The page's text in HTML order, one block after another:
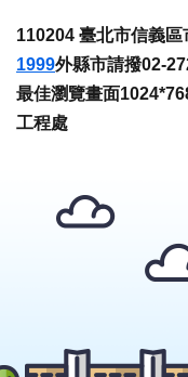
110204 臺北市信義
1999外縣市請撥02-
最佳瀏覽畫面
工程處